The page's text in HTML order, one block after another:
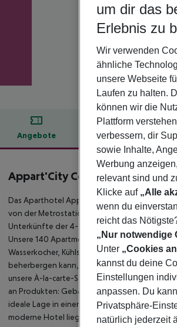
Angebote
Hotelbeschreibung
Appart'City Confort Paris
Das Aparthotel Appart''City Confort Paris
von der Metrostation Bibliothèque François
Unterkünfte der 4-Sterne-Kategorie mit
Unsere 140 Apartments sind voll möbliert
Wasserkocher, Kühlschrank, Mikrowelle und
beherbergen kann, ist diese Residenz perfekt
unsere À-la-carte-Services wie
an Produkten: Gebäck, Aufschnitt, warme
ideale Lage in einem lebhaften Viertel in der
moderne Hotel liegt sehr schön in der Nähe
um dir das
Erlebnis zu
Wir verwenden
ähnliche
unsere Webseite
Laufen zu halten.
können wir die
Plattform
verbessern, dir
sowie Inhalte,
Werbung
relevant sind und
Klicke auf „Alle
wenn du
reicht das
„Nur notwendige
Unter „Cookies
kannst du deine
Einstellungen
anpassen. Du
Privatsphäre-
natürlich jederzeit